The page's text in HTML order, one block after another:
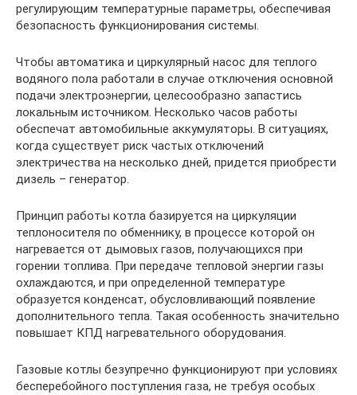
регулирующим температурные параметры, обеспечивая
безопасность функционирования системы.
Чтобы автоматика и циркулярный насос для теплого
водяного пола работали в случае отключения основной
подачи электроэнергии, целесообразно запастись
локальным источником. Несколько часов работы
обеспечат автомобильные аккумуляторы. В ситуациях,
когда существует риск частых отключений
электричества на несколько дней, придется приобрести
дизель – генератор.
Принцип работы котла базируется на циркуляции
теплоносителя по обменнику, в процессе которой он
нагревается от дымовых газов, получающихся при
горении топлива. При передаче тепловой энергии газы
охлаждаются, и при определенной температуре
образуется конденсат, обусловливающий появление
дополнительного тепла. Такая особенность значительно
повышает КПД нагревательного оборудования.
Газовые котлы безупречно функционируют при условиях
бесперебойного поступления газа, не требуя особых